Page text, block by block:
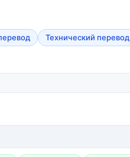
Технический перевод